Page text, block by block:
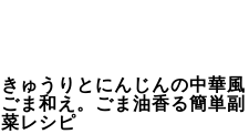
きゅうりとにんじんの中華風
ごま和え。ごま油香る簡単副
菜レシピ